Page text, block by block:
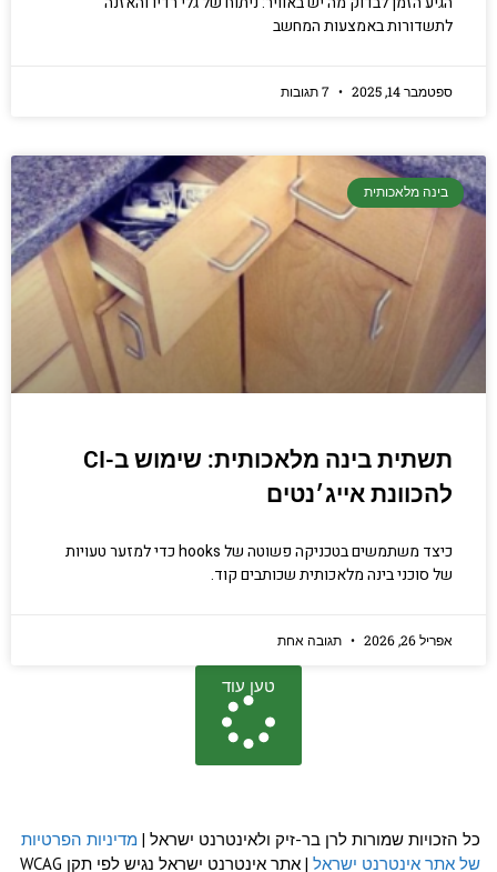
לתשדורות באמצעות המחשב
ספטמבר 14, 2025
בינה מלאכותית
תשתית בינה מלאכותית: שימוש ב-CI
להכוונת אייג׳נטים
כיצד משתמשים בטכניקה פשוטה של hooks כדי למזער טעויות
של סוכני בינה מלאכותית שכותבים קוד.
אפריל 26, 2026 תגובה אחת
טען עוד
כל הזכויות שמורות לרן בר-זיק ולאינטרנט ישראל | מדיניות הפרטיות
של אתר אינטרנט ישראל
| אתר אינטרנט ישראל נגיש לפי תקן WCAG